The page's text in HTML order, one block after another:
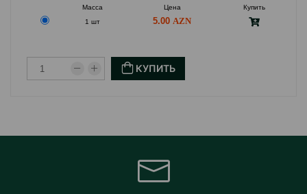
Масса Цена
Купить
1 шт
5.00
КУПИТЬ